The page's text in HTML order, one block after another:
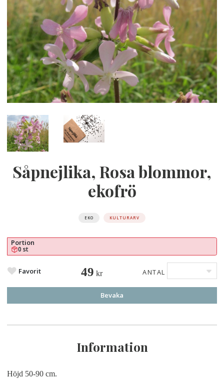
Såpnejlika, Rosa blommor,
ekofrö
EKO KULTURARV
Portion
0 st
Favorit 49 kr ANTAL
Bevaka
Information
Höjd 50-90 cm.